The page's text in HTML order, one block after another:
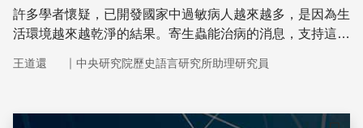
許多學者懷疑，已開發國家中過敏病人越來越多，是因為生
活環境越來越乾淨的結果。寄生蟲能治病的消息，支持這個
王道還 ｜ 中央研究院歷史語言研究所助理研究員